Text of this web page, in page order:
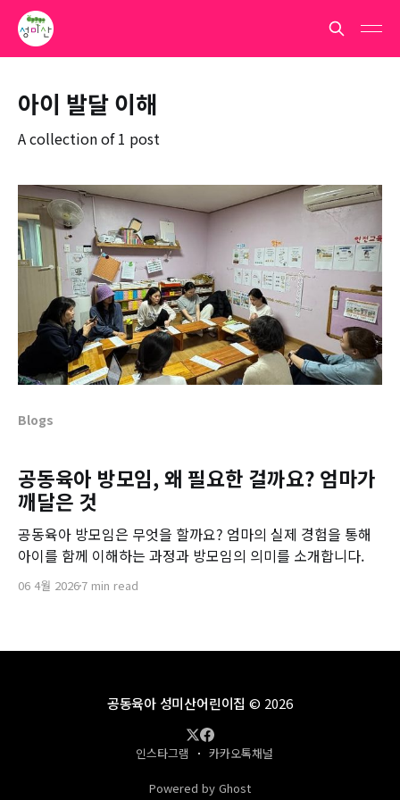
아이 발달 이해
A collection of 1 post
Blogs
공동육아 방모임, 왜 필요한 걸까요? 엄마가
깨달은 것
공동육아 방모임은 무엇을 할까요? 엄마의 실제 경험을 통해
아이를 함께 이해하는 과정과 방모임의 의미를 소개합니다.
06 4월 20267 min read
공동육아 성미산어린이집 © 2026
인스타그램 카카오톡채널
Powered by Ghost